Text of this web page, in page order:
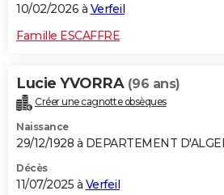
Carte de Noël
Carte Bonne année
Carte Saint-Valentin
Carte Pâques
Carte d'anniversaire
DICTIONNAIRE
Dictionnaire
Biographies
Citations
Expressions
Proverbes
PROGRAMME TV
S'inscrire
Se connecter
Lycées
Collèges
Primaires
Universités
Entreprises
Service militaire
Avis de recherche
AVIS DE DÉCÈS
10/02/2026 à Verfeil
Famille ESCAFFRE
Lucie YVORRA (96 ans)
Créer une cagnotte obsèques
Naissance
29/12/1928 à DEPARTEMENT
Décès
11/07/2025 à Verfeil